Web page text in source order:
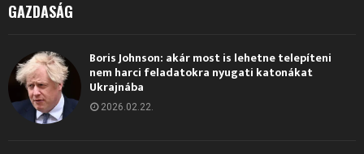
GAZDASÁG
Boris Johnson: akár most is lehetne telepíteni
nem harci feladatokra nyugati katonákat
Ukrajnába
2026.02.22.